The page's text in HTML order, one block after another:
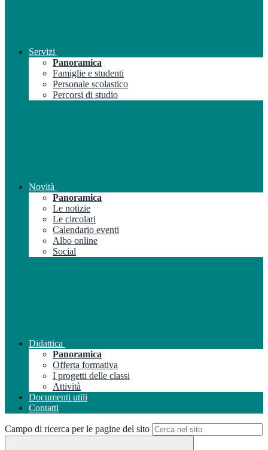
Servizi
Panoramica
Famiglie e studenti
Personale scolastico
Percorsi di studio
Novità
Panoramica
Le notizie
Le circolari
Calendario eventi
Albo online
Social
Didattica
Panoramica
Offerta formativa
I progetti delle classi
Attività
Documenti utili
Contatti
Campo di ricerca per le pagine del sito